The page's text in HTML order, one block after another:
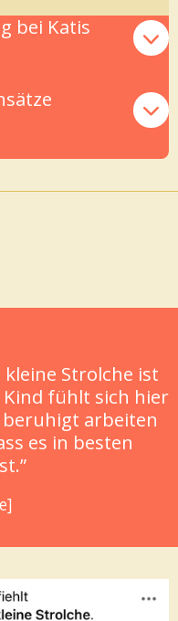
bei Katis
Strolche ist
fühlt sich hier
arbeiten
es in besten